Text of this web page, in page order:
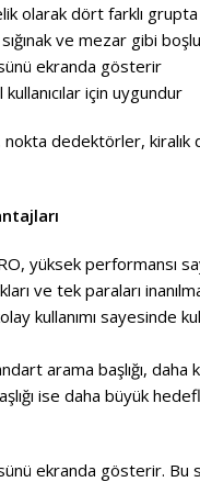
olarak dört farklı grupta
ve mezar gibi
ekranda gösterir
için uygundur
yüksek performansı
ve tek paraları
kullanımı sayesinde
arama başlığı,
ise daha büyük
ekranda gösterir. Bu